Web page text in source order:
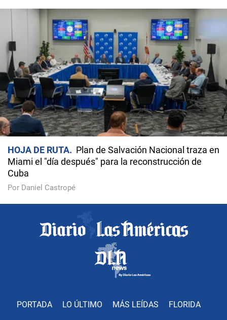
HOJA DE RUTA
Plan de Salvación Nacional traza en
Miami el "día después" para la reconstrucción de
Cuba
Por Daniel Castropé
PORTADA LO ÚLTIMO MÁS LEÍDAS FLORIDA